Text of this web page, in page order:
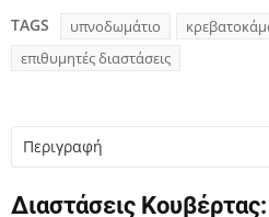
TAGS υπνοδωμάτιο
επιθυμητές διαστάσεις
Περιγραφή
Διαστάσεις Κουβέρτας: